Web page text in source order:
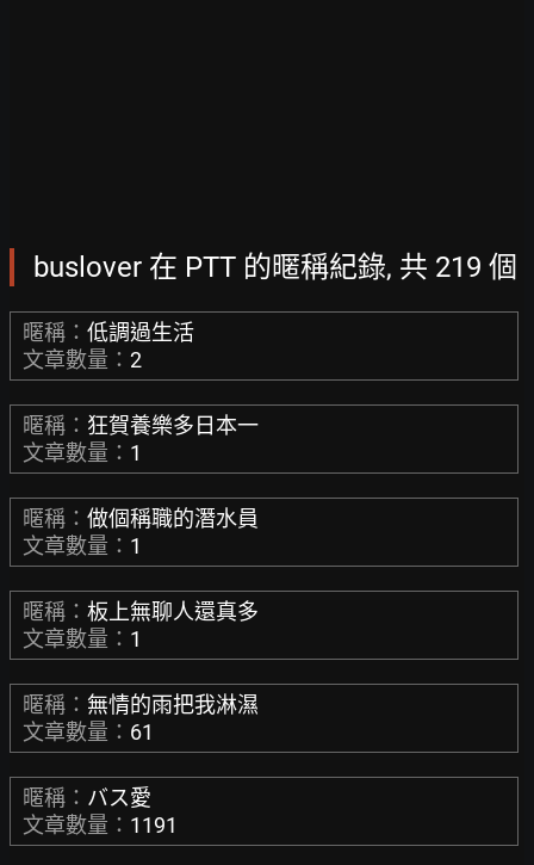
buslover 在 PTT 的暱稱紀錄, 共 219 個
暱稱： 低調過生活
文章數量： 2
暱稱： 狂賀養樂多日本一
文章數量： 1
暱稱： 做個稱職的潛水員
文章數量： 1
暱稱： 板上無聊人還真多
文章數量： 1
暱稱： 無情的雨把我淋濕
文章數量： 61
暱稱： バス愛
文章數量： 1191